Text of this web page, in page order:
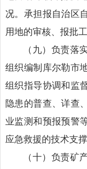
况。承担报自治区
用地的审核、报批工
（九）负责落
组织编制库尔勒市
组织指导协调和监
隐患的普查、详查
业监测和预报预警
应急救援的技术支撑
（十）负责矿